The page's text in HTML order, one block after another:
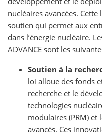
nucléaires avancées.
soutien qui permet aux
dans l’énergie nucléaire.
ADVANCE sont les
Soutien à la
loi alloue des fonds
recherche et le
technologies
modulaires (PRM) et
avancés. Ces